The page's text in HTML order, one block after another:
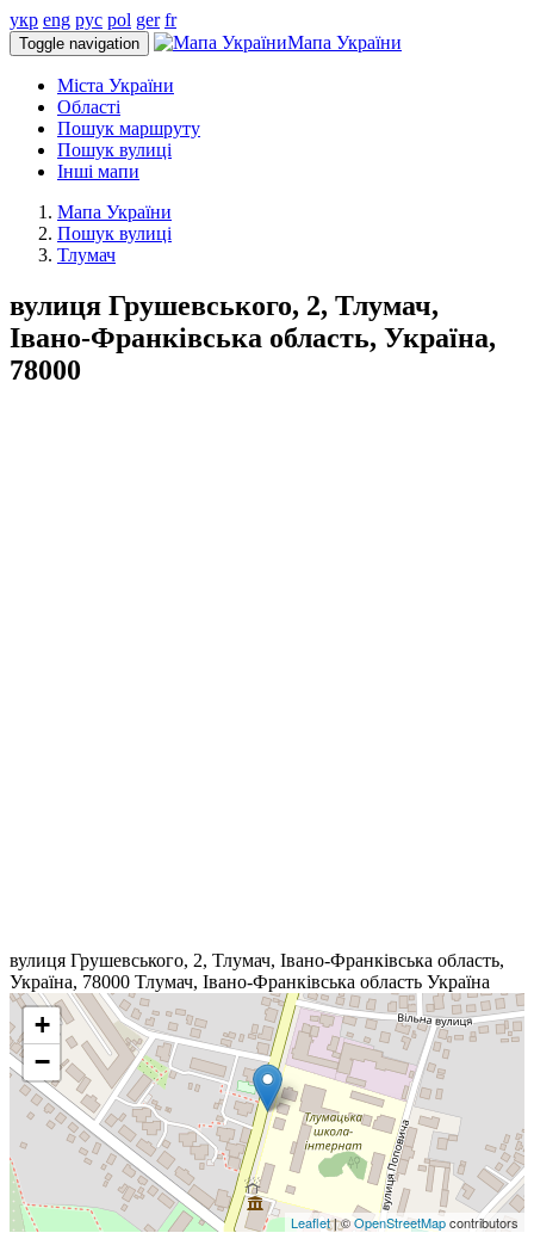
укр eng рус pol ger fr
Toggle navigation Мапа України
Міста України
Області
Пошук маршруту
Пошук вулиці
Інші мапи
Мапа України
Пошук вулиці
Тлумач
вулиця Грушевського, 2, Тлумач,
Івано-Франківська область, Україна,
78000
вулиця Грушевського, 2, Тлумач, Івано-Франківська область,
Україна, 78000 Тлумач, Івано-Франківська область Україна
+
−
Leaflet| ©OpenStreetMapcontributors